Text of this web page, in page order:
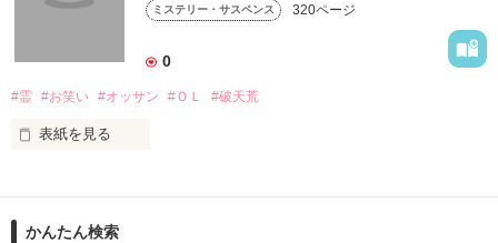
もしかして彼女が、私たちに復讐を…？
これは連続殺人だ。
彼女の魔の手が刻々と迫ってくる。
私たちに復讐をしているのか？
のんびり
ミステリー・サスペンス 320ページ
0
#霊 #お笑い #オッサン #ＯＬ #破天荒
表紙を見る
かんたん検索